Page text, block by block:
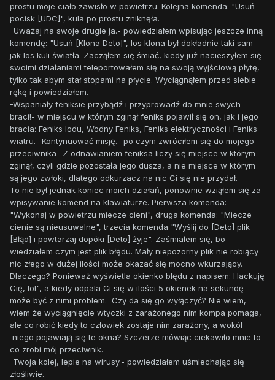
prostu moje ciało zawisło w powietrzu. Kolejna komenda: "Usuń
pocisk [UDC]", kula po prostu zniknęła.
-Uważaj na swoje drugie ja.- powiedziałem wpisując jeszcze inną
komendę: "Usuń [Klona Deto]", los klona był dokładnie taki sam
jak los kuli światła. Zacząłem się śmiać, kiedy już nacieszyłem się
swoimi działaniami teleportowałem się na swoją wyjściową płytę,
tylko tak abym stał stopami na płycie. Wyciągnąłem przed siebie
rękę i powiedziałem.
-Wspaniały feniksie przybądź i przyprowadź do mnie swych
braci!- w miejscu w którym zginął feniks pojawił się on, jak i jego
bracia: Feniks lodu, Wodny Feniks, Feniks elektryczności i Feniks
wiatru.- Kontynuować misję.- po czym zwróciłem się do mojego
przeciwnika- Z odnawianiem feniksa liczy się miejsce w którym
zginął, czyli gdzie pozostała jego dusza, a nie miejsce w którym
są jego zwłoki, dlatego odkurzacz na nic Ci się nie przydał.
To nie był jednak koniec moich działań, ponownie wziąłem się za
wpisywanie komend na klawiaturze. Pierwsza komenda:
"Wykonaj w powietrzu miecze cieni", druga komenda: "Miecze
cienie są nieusuwalne", trzecia komenda "Wyślij do [Deto] plik
[Błąd] i powtarzaj dopóki [Deto] żyje". Zaśmiałem się, bo
wiedziałem czym jest plik błędu. Mały niepozorny plik nie robiący
nic złego w dużej ilości może okazać się mocno wkurzający.
Dlaczego? Ponieważ wyświetla okienko błędu z napisem: Hackuję
Cię, lol", a kiedy odpala Ci się w ilości 5 okienek na sekundę
może być z nimi problem. Czy da się go wyłączyć? Nie wiem,
wiem że wyciągnięcie wtyczki z zarażonego nim kompa pomaga,
ale co robić kiedy to człowiek zostaje nim zarażony, a wokół
niego pojawiają się te okna? Szczerze mówiąc ciekawiło mnie to
co zrobi mój przeciwnik.
-Twoja kolej, lepie na wirusy.- powiedziałem uśmiechając się
złośliwie.